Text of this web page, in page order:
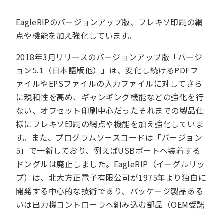
EagleRIPのバージョンアップ版、フレキソ印刷の網
点や機能を加え強化しています。
2018年3月リリースのバージョンアップ版「バージ
ョン5.1（日本語版他）」は、変化し続けるPDFフ
ァイルやEPSファイルの入力ファイルに対してさら
に親和性を高め、ギャンギング機能などの強化を行
ない、オフセット印刷中心だったそれまでの製品仕
様にフレキソ印刷の網点や機能を加え強化していま
す。また、プログラムソースコードは「バージョン
5」で一新しており、例えばUSBポートへ装着する
ドングルは廃止しました。EagleRIP（イーグルリッ
プ）は、北大方正電子有限公司が1975年より独自に
開発する中心的な技術であり、パッケージ製品ある
いは出力機コントローラへ組み込む部品（OEM受諾